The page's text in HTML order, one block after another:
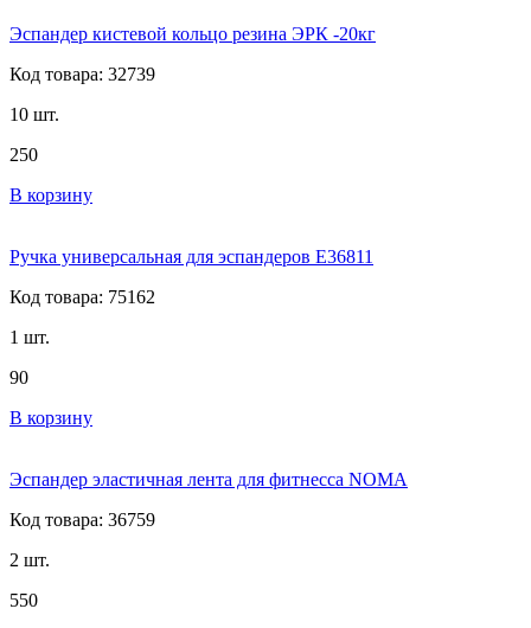
Эспандер кистевой кольцо резина ЭРК -20кг
Код товара: 32739
10 шт.
250
В корзину
Ручка универсальная для эспандеров E36811
Код товара: 75162
1 шт.
90
В корзину
Эспандер эластичная лента для фитнесса NOMA
Код товара: 36759
2 шт.
550